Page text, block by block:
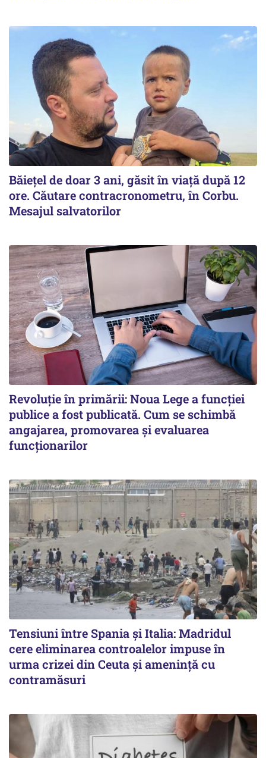
Băiețel de doar 3 ani, găsit în viață după 12
ore. Căutare contracronometru, în Corbu.
Mesajul salvatorilor
Revoluție în primării: Noua Lege a funcției
publice a fost publicată. Cum se schimbă
angajarea, promovarea și evaluarea
funcționarilor
Tensiuni între Spania și Italia: Madridul
cere eliminarea controalelor impuse în
urma crizei din Ceuta și amenință cu
contramăsuri